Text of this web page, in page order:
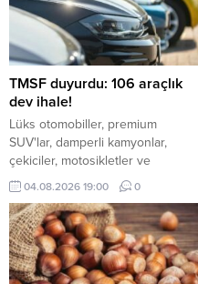
TMSF duyurdu: 106 araçlık
dev ihale!
Lüks otomobiller, premium
SUV'lar, damperli kamyonlar,
çekiciler, motosikletler ve
ekonomik binek araçlar ihalede
alıcılarını bekliyor. İşte detaylar...
04.08.2026 19:00 0